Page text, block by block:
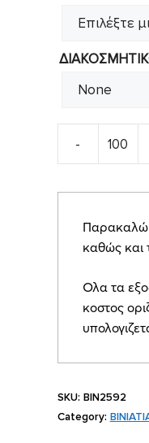
Προσκλητήριο
ΒΙΝ2592
Παρακαλώ
καθώς και
Ολα τα
κοστος
SKU: BIN2592
Category: